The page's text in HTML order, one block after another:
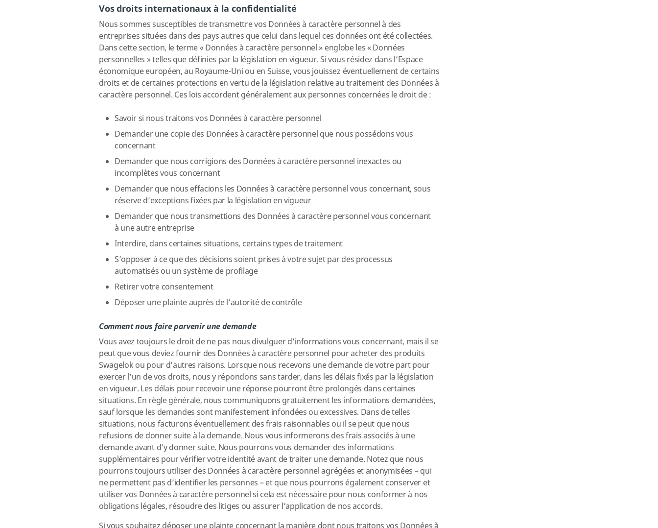
Vos droits internationaux à la confidentialité
Nous sommes susceptibles de transmettre vos Données à caractère personnel à des
entreprises situées dans des pays autres que celui dans lequel ces données ont été collectées.
Dans cette section, le terme « Données à caractère personnel » englobe les « Données
personnelles » telles que définies par la législation en vigueur. Si vous résidez dans l’Espace
économique européen, au Royaume-Uni ou en Suisse, vous jouissez éventuellement de certains
droits et de certaines protections en vertu de la législation relative au traitement des Données à
caractère personnel. Ces lois accordent généralement aux personnes concernées le droit de :
Savoir si nous traitons vos Données à caractère personnel
Demander une copie des Données à caractère personnel que nous possédons vous
concernant
Demander que nous corrigions des Données à caractère personnel inexactes ou
incomplètes vous concernant
Demander que nous effacions les Données à caractère personnel vous concernant, sous
réserve d’exceptions fixées par la législation en vigueur
Demander que nous transmettions des Données à caractère personnel vous concernant
à une autre entreprise
Interdire, dans certaines situations, certains types de traitement
S’opposer à ce que des décisions soient prises à votre sujet par des processus
automatisés ou un système de profilage
Retirer votre consentement
Déposer une plainte auprès de l’autorité de contrôle
Comment nous faire parvenir une demande
Vous avez toujours le droit de ne pas nous divulguer d’informations vous concernant, mais il se
peut que vous deviez fournir des Données à caractère personnel pour acheter des produits
Swagelok ou pour d’autres raisons. Lorsque nous recevons une demande de votre part pour
exercer l’un de vos droits, nous y répondons sans tarder, dans les délais fixés par la législation
en vigueur. Les délais pour recevoir une réponse pourront être prolongés dans certaines
situations. En règle générale, nous communiquons gratuitement les informations demandées,
sauf lorsque les demandes sont manifestement infondées ou excessives. Dans de telles
situations, nous facturons éventuellement des frais raisonnables ou il se peut que nous
refusions de donner suite à la demande. Nous vous informerons des frais associés à une
demande avant d’y donner suite. Nous pourrons vous demander des informations
supplémentaires pour vérifier votre identité avant de traiter une demande. Notez que nous
pourrons toujours utiliser des Données à caractère personnel agrégées et anonymisées – qui
ne permettent pas d’identifier les personnes – et que nous pourrons également conserver et
utiliser vos Données à caractère personnel si cela est nécessaire pour nous conformer à nos
obligations légales, résoudre des litiges ou assurer l’application de nos accords.